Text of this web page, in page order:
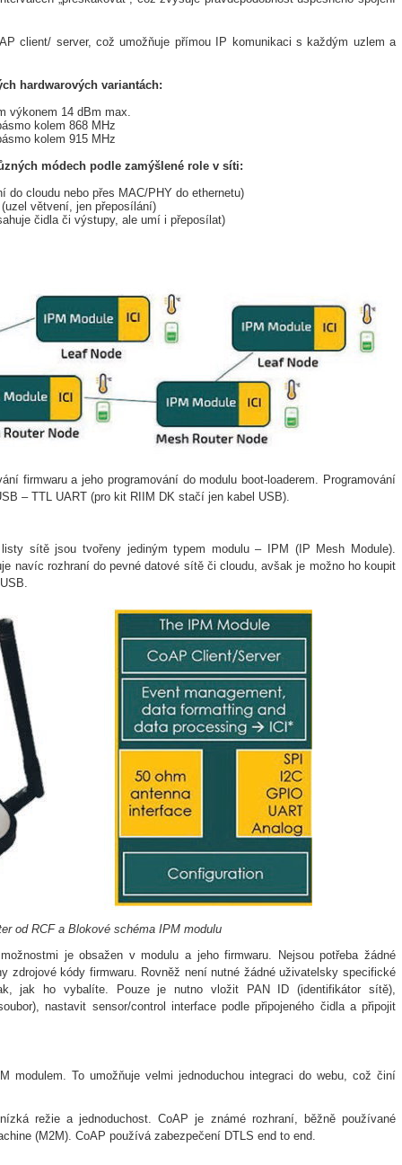
client/ server, což umožňuje přímou IP komunikaci s každým uzlem a
hardwarových variantách:
výkonem 14 dBm max.
kolem 868 MHz
kolem 915 MHz
módech podle zamýšlené role v síti:
do cloudu nebo přes MAC/PHY do ethernetu)
větvení, jen přeposílání)
čidla či výstupy, ale umí i přeposílat)
firmwaru a jeho programování do modulu boot-loaderem. Programování
– TTL UART (pro kit RIIM DK stačí jen kabel USB).
sítě jsou tvořeny jediným typem modulu – IPM (IP Mesh Module).
navíc rozhraní do pevné datové sítě či cloudu, avšak je možno ho koupit
od RCF a Blokové schéma IPM modulu
je obsažen v modulu a jeho firmwaru. Nejsou potřeba žádné
zdrojové kódy firmwaru. Rovněž není nutné žádné uživatelsky specifické
jak ho vybalíte. Pouze je nutno vložit PAN ID (identifikátor sítě),
nastavit sensor/control interface podle připojeného čidla a připojit
modulem. To umožňuje velmi jednoduchou integraci do webu, což činí
režie a jednoduchost. CoAP je známé rozhraní, běžně používané
(M2M). CoAP používá zabezpečení DTLS end to end.